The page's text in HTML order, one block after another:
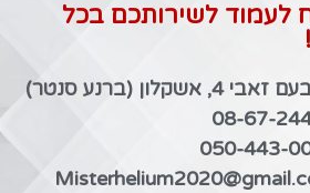
לעמוד לשירותכם בכל
4, אשקלון (ברנע סנטר)
08-67-
050-443-